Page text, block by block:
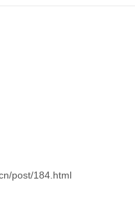
post/184.html